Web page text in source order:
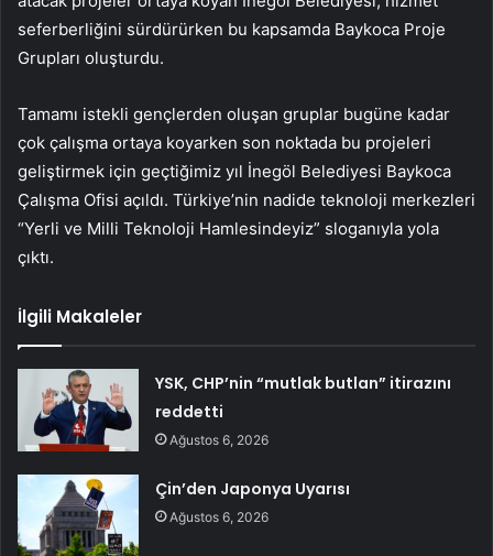
seferberliğini sürdürürken bu kapsamda Baykoca Proje
Grupları oluşturdu.
Tamamı istekli gençlerden oluşan gruplar bugüne kadar
çok çalışma ortaya koyarken son noktada bu projeleri
geliştirmek için geçtiğimiz yıl İnegöl Belediyesi Baykoca
Çalışma Ofisi açıldı. Türkiye’nin nadide teknoloji merkezleri
“Yerli ve Milli Teknoloji Hamlesindeyiz” sloganıyla yola
çıktı.
İlgili Makaleler
YSK, CHP’nin “mutlak butlan” itirazını
reddetti
Ağustos 6, 2026
Çin’den Japonya Uyarısı
Ağustos 6, 2026